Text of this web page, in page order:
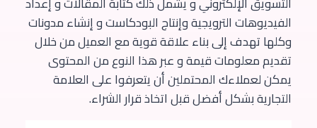
الفيديوهات الترويجية وإنتاج البودكاست و إنشاء مدونات
وكلها تهدف إلى بناء علاقة قوية مع العميل من خلال
تقديم معلومات قيمة و عبر هذا النوع من المحتوى
يمكن لعملاءك المحتملين أن يتعرفوا على العلامة
التجارية بشكل أفضل قبل اتخاذ قرار الشراء.